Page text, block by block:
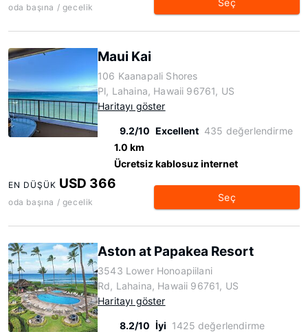
oda başına / gecelik Seç
Maui Kai
106 Kaanapali Shores
Pl, Lahaina, Hawaii 96761, US
Haritayı göster
9.2/10 Excellent 435 değerlendirme
1.0 km
Ücretsiz kablosuz internet
EN DÜŞÜK USD 366
oda başına / gecelik Seç
Aston at Papakea Resort
3543 Lower Honoapiilani
Rd, Lahaina, Hawaii 96761, US
Haritayı göster
8.2/10 İyi 1425 değerlendirme